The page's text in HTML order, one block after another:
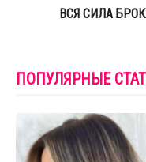
ВСЯ СИЛА
ПОПУЛЯРНЫЕ